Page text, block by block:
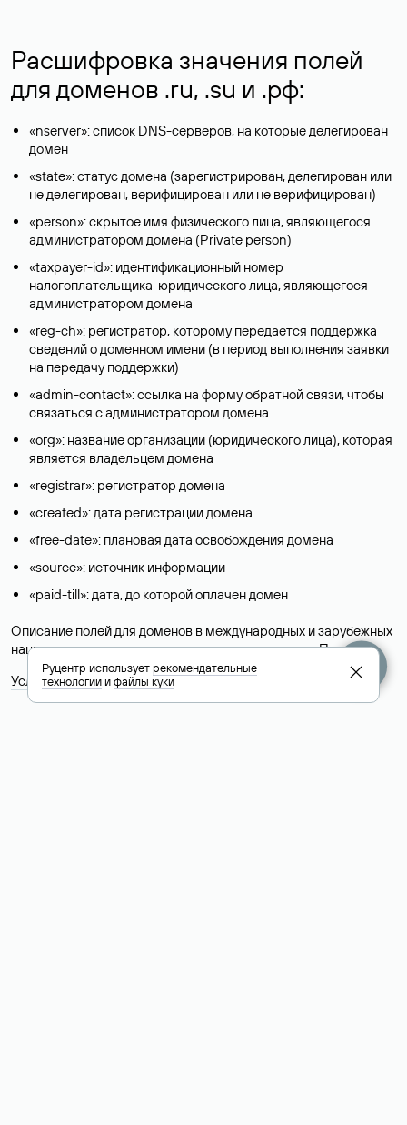
Расшифровка значения полей
для доменов .ru, .su и .рф:
«nserver»: список DNS-серверов, на которые делегирован
домен
«state»: статус домена (зарегистрирован, делегирован или
не делегирован, верифицирован или не верифицирован)
«person»: скрытое имя физического лица, являющегося
администратором домена (Privatе person)
«taxpayer-id»: идентификационный номер
налогоплательщика-юридического лица, являющегося
администратором домена
«reg-ch»: регистратор, которому передается поддержка
сведений о доменном имени (в период выполнения заявки
на передачу поддержки)
«admin-contact»: ссылка на форму обратной связи, чтобы
связаться с администратором домена
«org»: название организации (юридического лица), которая
является владельцем домена
«registrar»: регистратор домена
«created»: дата регистрации домена
«free-date»: плановая дата освобождения домена
«source»: источник информации
«paid-till»: дата, до которой оплачен домен
Описание полей для доменов в международных и зарубежных
национальных доменах представлены в разделе «Помощь».
Условия использования Whois-сервиса
Руцентр используетрекомендательные
технологииифайлы куки